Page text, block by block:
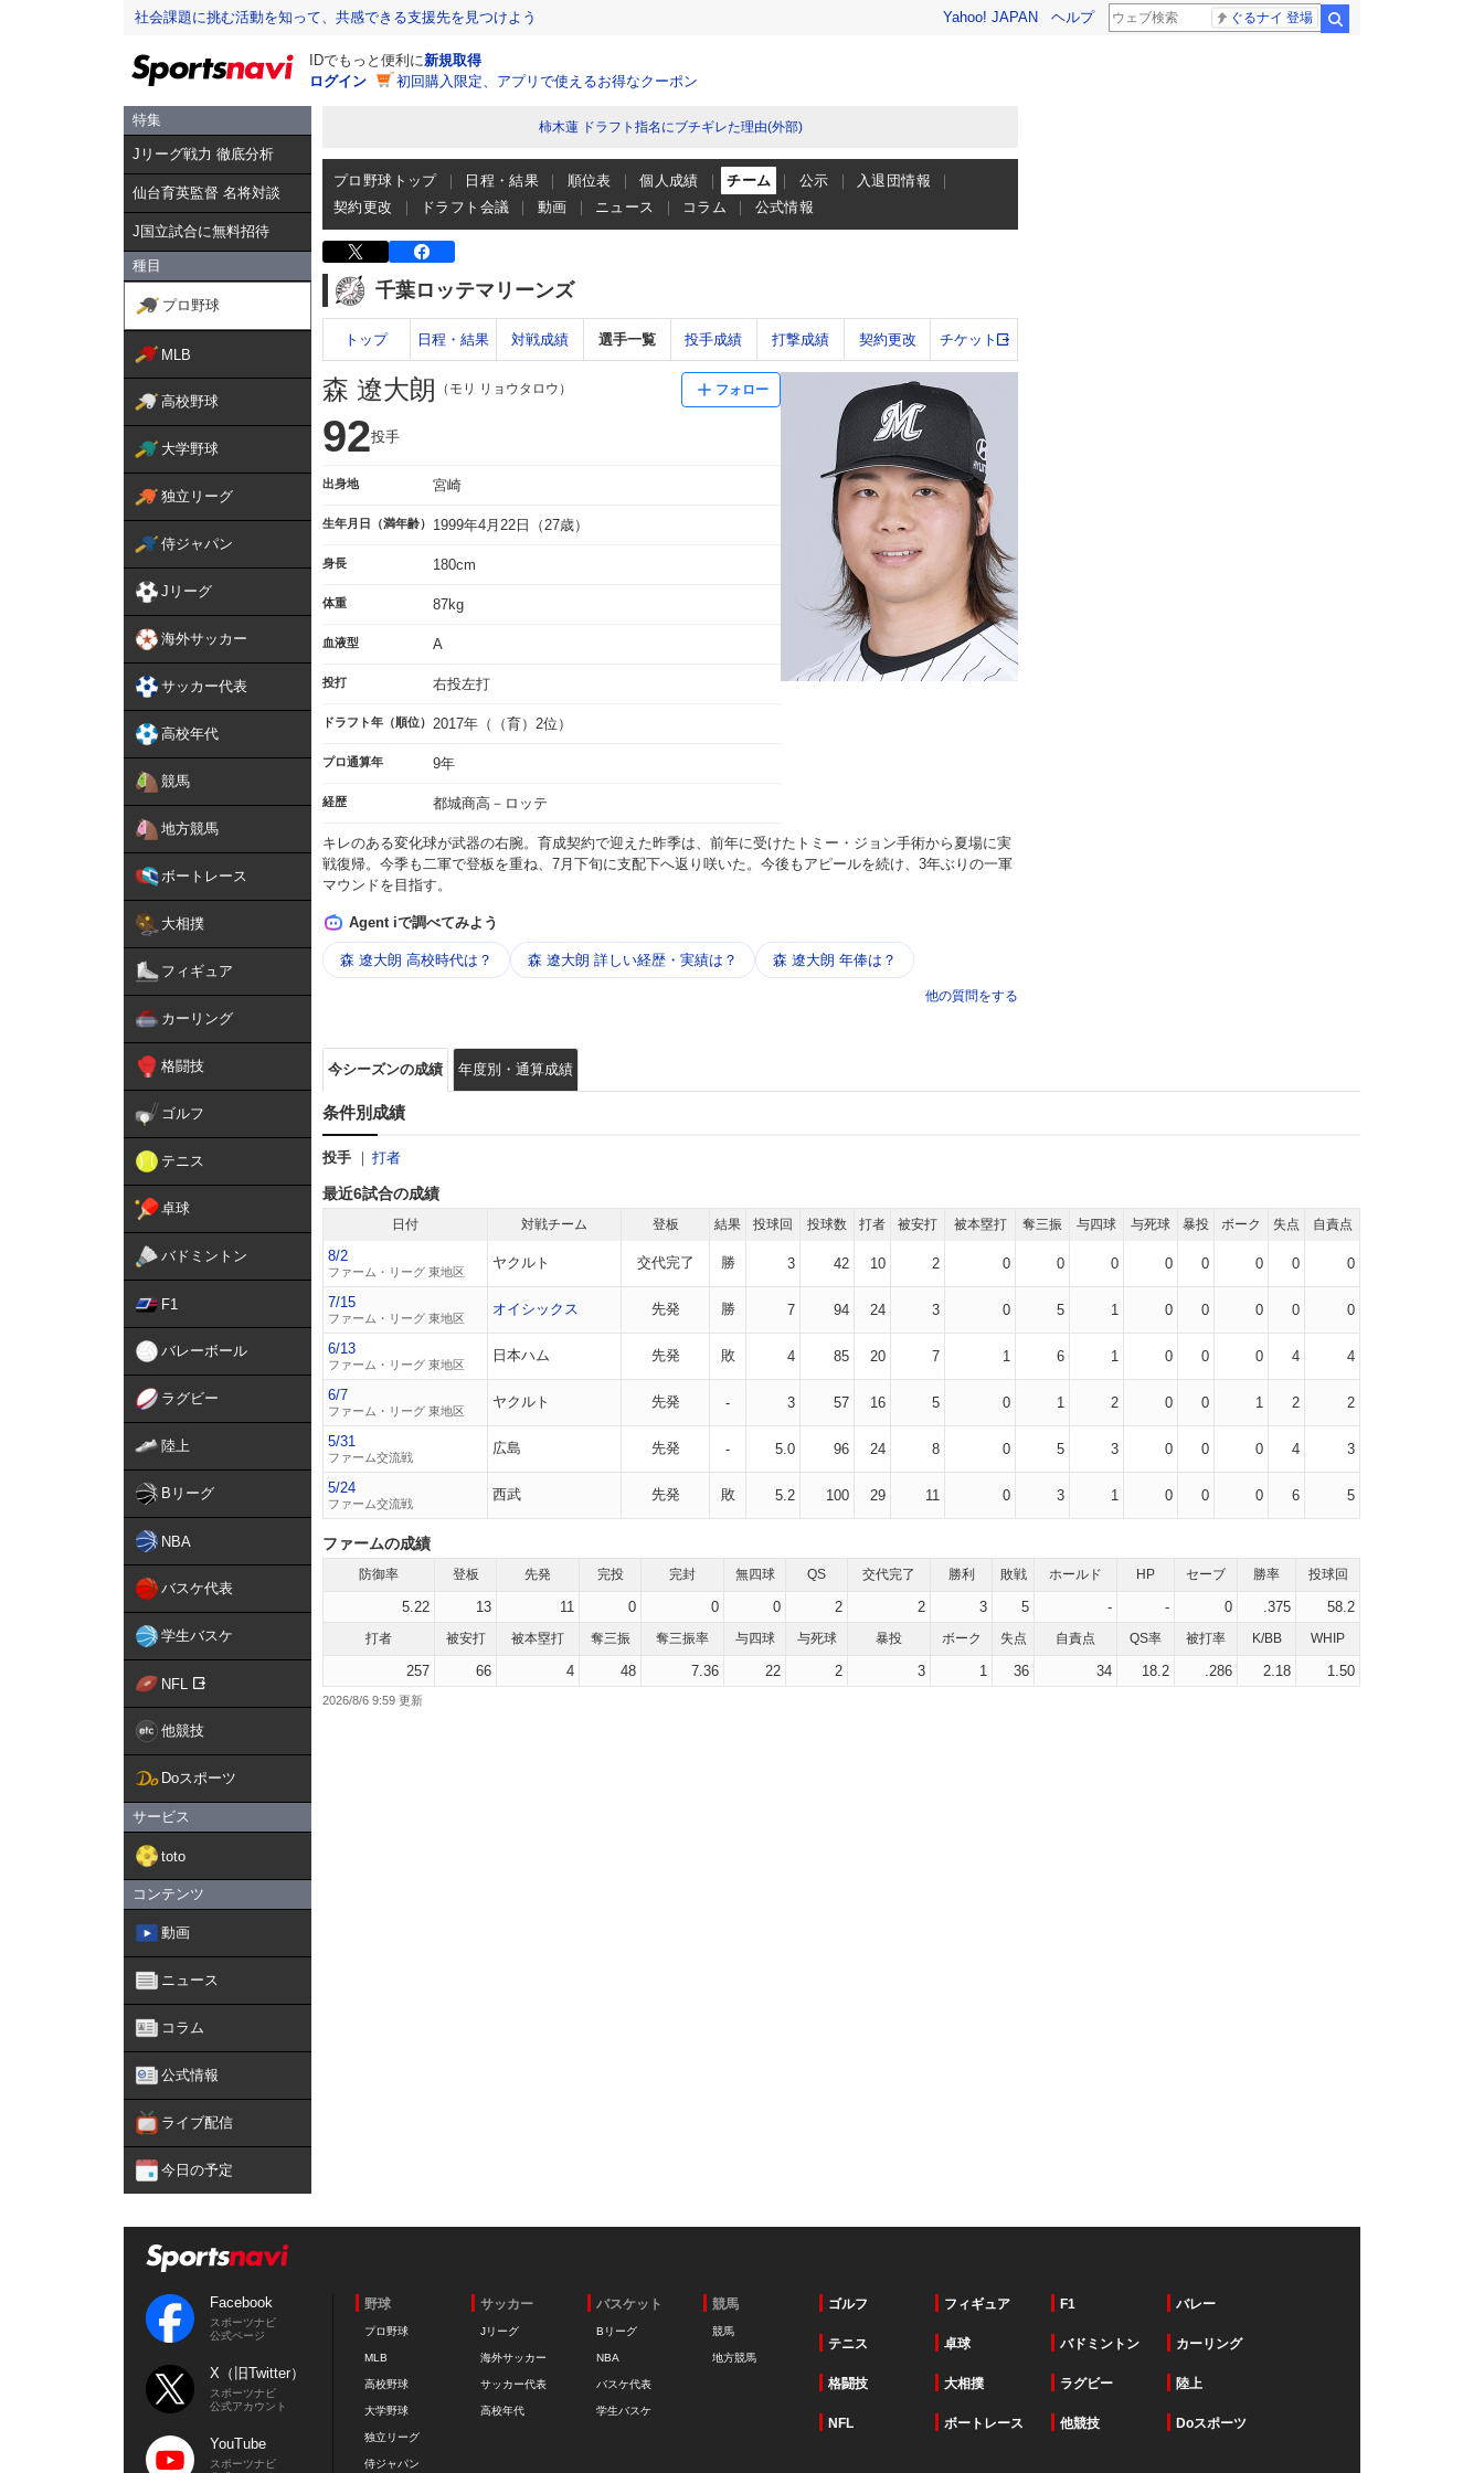
社会課題に挑む活動を知って、共感できる支援先を見つけよう Yahoo! JAPAN ヘルプ ぐるナイ 登場
IDでもっと便利に新規取得
ログイン
初回購入限定、アプリで使えるお得なクーポン
特集
Jリーグ戦力 徹底分析
仙台育英監督 名将対談
J国立試合に無料招待
種目
プロ野球
MLB
高校野球
大学野球
独立リーグ
侍ジャパン
Jリーグ
海外サッカー
サッカー代表
高校年代
競馬
地方競馬
ボートレース
大相撲
フィギュア
カーリング
格闘技
ゴルフ
テニス
卓球
バドミントン
F1
バレーボール
ラグビー
陸上
Bリーグ
NBA
バスケ代表
学生バスケ
NFL
他競技
Doスポーツ
サービス
toto
コンテンツ
動画
ニュース
コラム
公式情報
ライブ配信
今日の予定
柿木蓮 ドラフト指名にブチギレた理由(外部)
プロ野球トップ 日程・結果 順位表 個人成績 チーム 公示
入退団情報
契約更改
ドラフト会議 動画 ニュース コラム 公式情報
千葉ロッテマリーンズ
トップ 日程・結果 対戦成績 選手一覧 投手成績 打撃成績 契約更改 チケット
森 遼大朗 （モリ リョウタロウ） フォロー
92投手
出身地 宮崎
生年月日（満年齢） 1999年4月22日（27歳）
身長 180cm
体重 87kg
血液型 A
投打 右投左打
ドラフト年（順位） 2017年（（育）2位）
プロ通算年 9年
経歴 都城商高－ロッテ
キレのある変化球が武器の右腕。育成契約で迎えた昨季は、前年に受けたトミー・ジョン手術から夏場に実
戦復帰。今季も二軍で登板を重ね、7月下旬に支配下へ返り咲いた。今後もアピールを続け、3年ぶりの一軍
マウンドを目指す。
Agent iで調べてみよう
森 遼大朗 高校時代は？ 森 遼大朗 詳しい​経歴・​実績は？ 森 遼大朗 年俸は？
他の質問をする
今シーズンの成績 年度別・通算成績
条件別成績
投手 打者
最近6試合の成績
日付 対戦チーム 登板 結果 投球回 投球数 打者 被安打 被本塁打 奪三振 与四球 与死球 暴投 ボーク 失点 自責点
8/2
ファーム・リーグ 東地区
ヤクルト 交代完了 勝 3 42 10 2 0 0 0 0 0 0 0 0
7/15
ファーム・リーグ 東地区
オイシックス 先発 勝 7 94 24 3 0 5 1 0 0 0 0 0
6/13
ファーム・リーグ 東地区
日本ハム 先発 敗 4 85 20 7 1 6 1 0 0 0 4 4
6/7
ファーム・リーグ 東地区
ヤクルト 先発 - 3 57 16 5 0 1 2 0 0 1 2 2
5/31
ファーム交流戦
広島 先発 - 5.0 96 24 8 0 5 3 0 0 0 4 3
5/24
ファーム交流戦
西武 先発 敗 5.2 100 29 11 0 3 1 0 0 0 6 5
ファームの成績
防御率 登板 先発 完投 完封 無四球 QS 交代完了 勝利 敗戦 ホールド HP セーブ 勝率 投球回
5.22 13 11 0 0 0 2 2 3 5 - - 0 .375 58.2
打者 被安打 被本塁打 奪三振 奪三振率 与四球 与死球 暴投 ボーク 失点 自責点 QS率 被打率 K/BB WHIP
257 66 4 48 7.36 22 2 3 1 36 34 18.2 .286 2.18 1.50
2026/8/6 9:59
Facebook
スポーツナビ
公式ページ
X（旧Twitter）
スポーツナビ
公式アカウント
YouTube
スポーツナビ
野球
プロ野球
MLB
高校野球
大学野球
独立リーグ
侍ジャパン
サッカー
Jリーグ
海外サッカー
サッカー代表
高校年代
バスケット
Bリーグ
NBA
バスケ代表
学生バスケ
競馬
競馬
地方競馬
ゴルフ フィギュア F1 バレー
テニス 卓球 バドミントン カーリング
格闘技 大相撲 ラグビー 陸上
NFL ボートレース 他競技 Doスポーツ